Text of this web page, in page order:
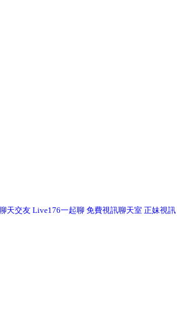
天交友 Live176一起聊 免費視訊聊天室 正妹視訊